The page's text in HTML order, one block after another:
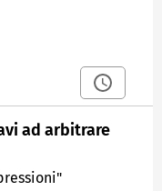
ad arbitrare